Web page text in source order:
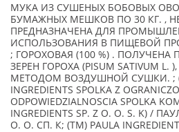
МУКА ИЗ СУШЕНЫХ БОБОВЫХ
БУМАЖНЫХ МЕШКОВ ПО 30 КГ. ,
ПРЕДНАЗНАЧЕНА ДЛЯ
ИСПОЛЬЗОВАНИЯ В ПИЩЕВОЙ
; ГОРОХОВАЯ (100 %) .
ЗЕРЕН ГОРОХА (PISUM SATIVUM
МЕТОДОМ ВОЗДУШНОЙ СУШКИ. ;
INGREDIENTS SPOLKA Z
ODPOWIEDZIALNOSCIA SPOLKA
INGREDIENTS SP. Z O. O. S. K) /
О. О. СП. К; (TM) PAULA